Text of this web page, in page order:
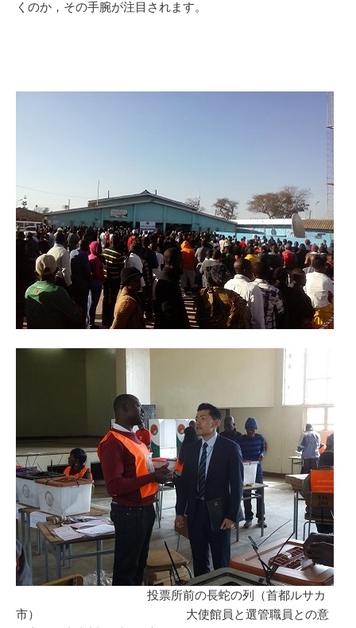
くのか，その手腕が注目されます。
投票所前の長蛇の列（首都ルサカ
市） 大使館員と選管職員との意